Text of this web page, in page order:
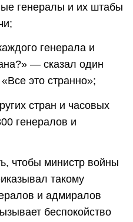
генералы и их штабы
генерала и
— сказал один
это странно»;
стран и часовых
генералов и
чтобы министр войны
такому
и адмиралов
беспокойство